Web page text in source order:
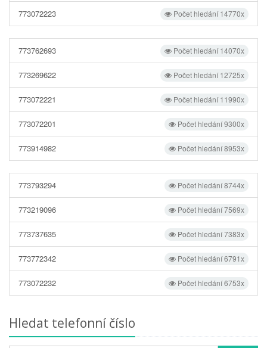
Počet hledání 14770x
773072223
Počet hledání 14070x
773762693
Počet hledání 12725x
773269622
Počet hledání 11990x
773072221
Počet hledání 9300x
773072201
Počet hledání 8953x
773914982
Počet hledání 8744x
773793294
Počet hledání 7569x
773219096
Počet hledání 7383x
773737635
Počet hledání 6791x
773772342
Počet hledání 6753x
773072232
Hledat telefonní číslo